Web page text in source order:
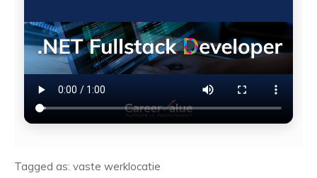
Tagged as: vaste werklocatie